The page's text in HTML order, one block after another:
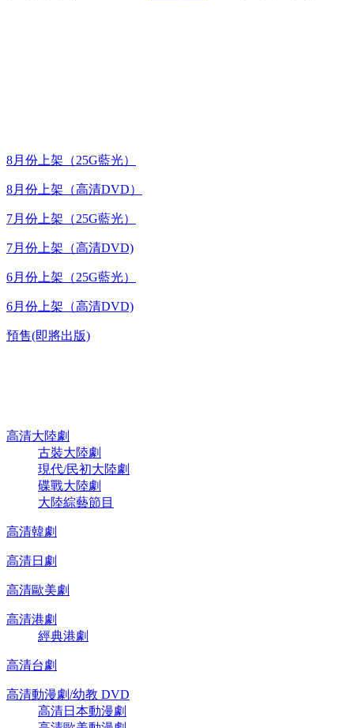
8月份上架（25G藍光）
8月份上架（高清DVD）
7月份上架（25G藍光）
7月份上架（高清DVD)
6月份上架（25G藍光）
6月份上架（高清DVD)
預售(即將出版)
高清大陸劇
古裝大陸劇
現代/民初大陸劇
碟戰大陸劇
大陸綜藝節目
高清韓劇
高清日劇
高清歐美劇
高清港劇
經典港劇
高清台劇
高清動漫劇/幼教 DVD
高清日本動漫劇